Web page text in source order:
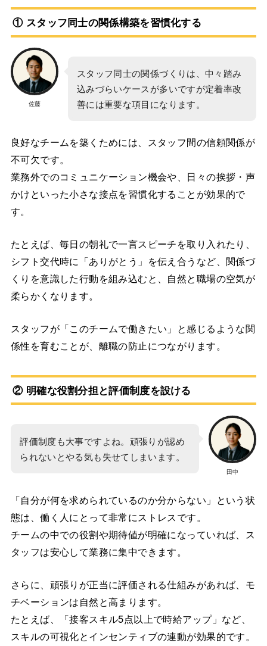
① スタッフ同士の関係構築を習慣化する
佐藤
スタッフ同士の関係づくりは、中々踏み
込みづらいケースが多いですが定着率改
善には重要な項目になります。
良好なチームを築くためには、スタッフ間の信頼関係が
不可欠です。
業務外でのコミュニケーション機会や、日々の挨拶・声
かけといった小さな接点を習慣化することが効果的で
す。
たとえば、毎日の朝礼で一言スピーチを取り入れたり、
シフト交代時に「ありがとう」を伝え合うなど、関係づ
くりを意識した行動を組み込むと、自然と職場の空気が
柔らかくなります。
スタッフが「このチームで働きたい」と感じるような関
係性を育むことが、離職の防止につながります。
② 明確な役割分担と評価制度を設ける
田中
評価制度も大事ですよね。頑張りが認め
られないとやる気も失せてしまいます。
「自分が何を求められているのか分からない」という状
態は、働く人にとって非常にストレスです。
チームの中での役割や期待値が明確になっていれば、ス
タッフは安心して業務に集中できます。
さらに、頑張りが正当に評価される仕組みがあれば、モ
チベーションは自然と高まります。
たとえば、「接客スキル5点以上で時給アップ」など、
スキルの可視化とインセンティブの連動が効果的です。